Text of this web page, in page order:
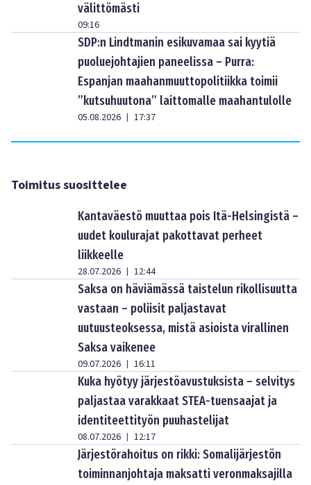
välittömästi
09:16
SDP:n Lindtmanin esikuvamaa sai kyytiä
puoluejohtajien paneelissa – Purra:
Espanjan maahanmuuttopolitiikka toimii
”kutsuhuutona” laittomalle maahantulolle
05.08.2026 | 17:37
Toimitus suosittelee
Kantaväestö muuttaa pois Itä-Helsingistä –
uudet koulurajat pakottavat perheet
liikkeelle
28.07.2026 | 12:44
Saksa on häviämässä taistelun rikollisuutta
vastaan – poliisit paljastavat
uutuusteoksessa, mistä asioista virallinen
Saksa vaikenee
09.07.2026 | 16:11
Kuka hyötyy järjestöavustuksista – selvitys
paljastaa varakkaat STEA-tuensaajat ja
identiteettityön puuhastelijat
08.07.2026 | 12:17
Järjestörahoitus on rikki: Somalijärjestön
toiminnanjohtaja maksatti veronmaksajilla